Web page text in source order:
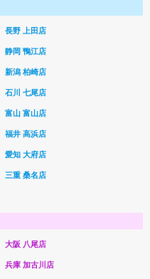
長野 上田店
静岡 鴨江店
新潟 柏崎店
石川 七尾店
富山 富山店
福井 高浜店
愛知 大府店
三重 桑名店
大阪 八尾店
兵庫 加古川店